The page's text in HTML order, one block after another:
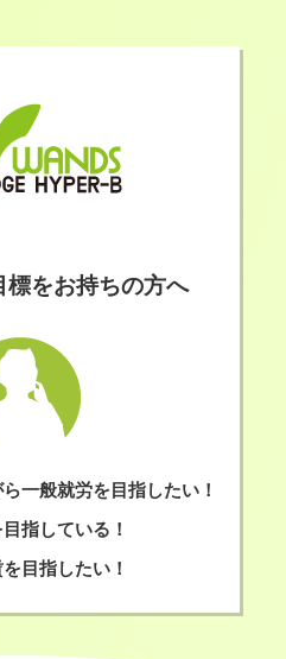
標をお持ちの方へ
一般就労を目指したい！
指している！
目指したい！